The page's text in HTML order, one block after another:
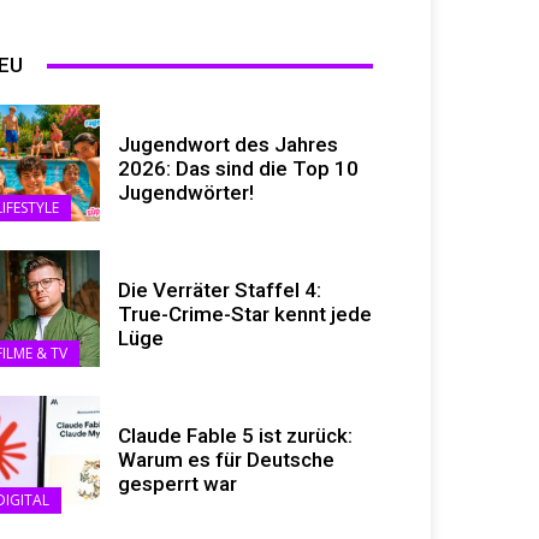
Jugendwort des Jahres
2026: Das sind die Top 10
Jugendwörter!
& TV
Die Verräter Staffel 4:
True-Crime-Star kennt jede
Lüge
Claude Fable 5 ist zurück:
Warum es für Deutsche
gesperrt war